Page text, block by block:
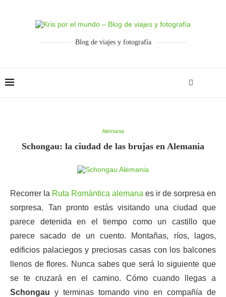
Blog de viajes y fotografía
Alemania
Schongau: la ciudad de las brujas en Alemania
Recorrer la Ruta Romántica alemana es ir de sorpresa en
sorpresa. Tan pronto estás visitando una ciudad que
parece detenida en el tiempo como un castillo que
parece sacado de un cuento. Montañas, ríos, lagos,
edificios palaciegos y preciosas casas con los balcones
llenos de flores. Nunca sabes que será lo siguiente que
se te cruzará en el camino. Cómo cuando llegas a
Schongau y terminas tomando vino en compañía de